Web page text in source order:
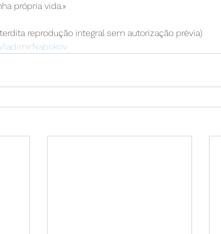
própria vida.»
reprodução integral sem autorização prévia)